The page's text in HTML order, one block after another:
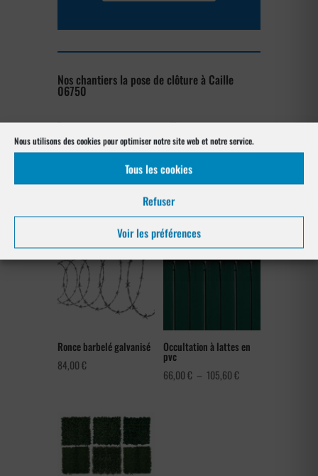
Nous utilisons des cookies pour optimiser notre site web et notre service.
Tous les cookies
Refuser
Voir les préférences
Nos chantiers la pose de clôture à Caille
06750
[su_posts posts_per_page= »4″
post_type= »project » order= »asc »
Nos références posés
Ronce barbelé galvanisé
84,00€
Occultation à lattes en
pvc
66,00€ – 105,60€Plage